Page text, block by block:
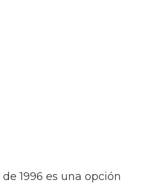
de 1996 es una opción